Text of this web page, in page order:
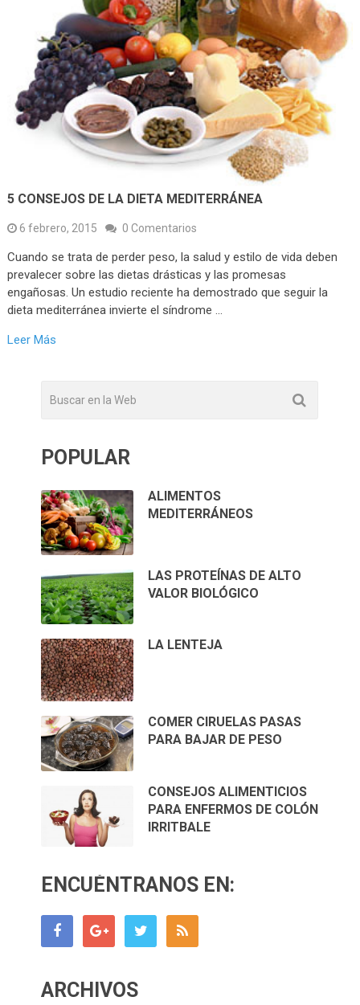
5 CONSEJOS DE LA DIETA MEDITERRÁNEA
6 febrero, 2015 0 Comentarios
Cuando se trata de perder peso, la salud y estilo de vida deben
prevalecer sobre las dietas drásticas y las promesas
engañosas. Un estudio reciente ha demostrado que seguir la
dieta mediterránea invierte el síndrome …
Leer Más
POPULAR
ALIMENTOS
MEDITERRÁNEOS
LAS PROTEÍNAS DE ALTO
VALOR BIOLÓGICO
LA LENTEJA
COMER CIRUELAS PASAS
PARA BAJAR DE PESO
CONSEJOS ALIMENTICIOS
PARA ENFERMOS DE COLÓN
IRRITBALE
ENCUÉNTRANOS EN:
ARCHIVOS